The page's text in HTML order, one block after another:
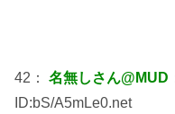
42： 名無しさん@MUD
ID:bS/A5mLe0.net